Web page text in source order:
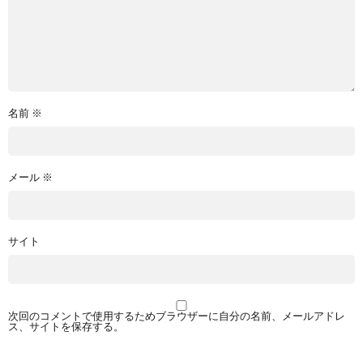
名前 ※
メール ※
サイト
次回のコメントで使用するためブラウザーに自分の名前、メールアドレ
ス、サイトを保存する。